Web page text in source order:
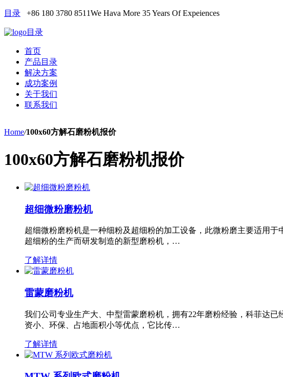
目录 +86 180 3780 8511We Hava More 35 Years Of Expeiences
目录
首页
产品目录
解决方案
成功案例
关于我们
联系我们
Home/100x60方解石磨粉机报价
100x60方解石磨粉机报价
超细微粉磨粉机
超细微粉磨粉机是一种细粉及超细粉的加工设备，此微粉磨主要适用
超细粉的生产而研发制造的新型磨粉机，…
了解详情
雷蒙磨粉机
我们公司专业生产大、中型雷蒙磨粉机，拥有22年磨粉经验，科菲达
资小、环保、占地面积小等优点，它比传…
了解详情